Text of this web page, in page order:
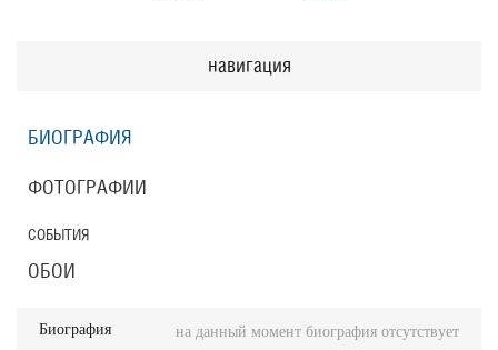
навигация
БИОГРАФИЯ
ФОТОГРАФИИ
СОБЫТИЯ
ОБОИ
Биография на данный момент биография отсутствует